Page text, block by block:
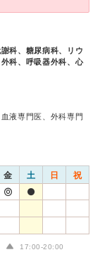
科、糖尿病科、リウ
科、呼吸器外科、心
液専門医、外科専門
金 土 日 祝
17:00-20:00